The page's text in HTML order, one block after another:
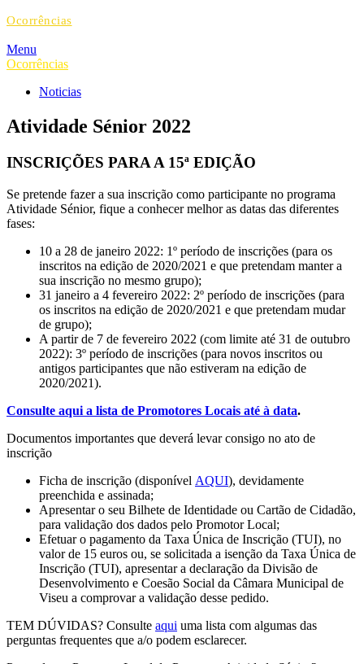
Ocorrências
Menu
Ocorrências
Noticias
Atividade Sénior 2022
INSCRIÇÕES PARA A 15ª EDIÇÃO
Se pretende fazer a sua inscrição como participante no programa
Atividade Sénior, fique a conhecer melhor as datas das diferentes
fases:
10 a 28 de janeiro 2022: 1º período de inscrições (para os
inscritos na edição de 2020/2021 e que pretendam manter a
sua inscrição no mesmo grupo);
31 janeiro a 4 fevereiro 2022: 2º período de inscrições (para
os inscritos na edição de 2020/2021 e que pretendam mudar
de grupo);
A partir de 7 de fevereiro 2022 (com limite até 31 de outubro
2022): 3º período de inscrições (para novos inscritos ou
antigos participantes que não estiveram na edição de
2020/2021).
Consulte aqui a lista de Promotores Locais até à data.
Documentos importantes que deverá levar consigo no ato de
inscrição
Ficha de inscrição (disponível AQUI), devidamente
preenchida e assinada;
Apresentar o seu Bilhete de Identidade ou Cartão de Cidadão,
para validação dos dados pelo Promotor Local;
Efetuar o pagamento da Taxa Única de Inscrição (TUI), no
valor de 15 euros ou, se solicitada a isenção da Taxa Única de
Inscrição (TUI), apresentar a declaração da Divisão de
Desenvolvimento e Coesão Social da Câmara Municipal de
Viseu a comprovar a validação desse pedido.
TEM DÚVIDAS? Consulte aqui uma lista com algumas das
perguntas frequentes que a/o podem esclarecer.